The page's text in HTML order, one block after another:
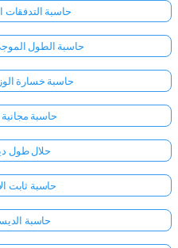
حاسبة التدفقات
حاسبة الطول
حاسبة خسارة
حاسبة مجانية
حلال طول
حاسبة ثابت
حاسبة